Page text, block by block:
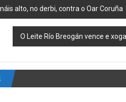
alto, no derbi, contra o Oar Coruña
O Leite Río Breogán vence e